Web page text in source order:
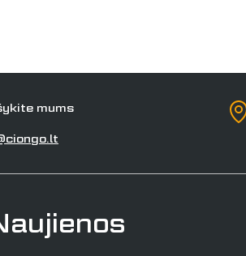
mums